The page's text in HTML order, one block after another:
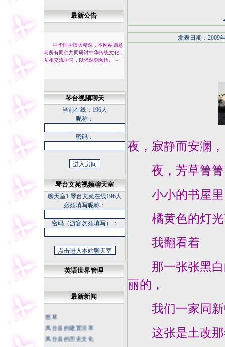
最新公告
中华国学博大精深，本网站愿意
与所有同仁共同研讨中华传统文化，
互相交流学习，以求深刻领悟。
－
琴台视频聊天
当前在线： 196人
昵称：
密码：
琴台文苑视频聊天室
聊天室1 琴台文苑在线196人
必须填写昵称：
密码（游客勿须填写）：
英语世界管理
最新新闻
发表日期：2009
夜，寂静而安澜，
夜，芳草箐箐
小小的书屋里
橘黄色的灯光
我翻看着
那一张张黑白
丽的，
我们一家同新
这张是土改那